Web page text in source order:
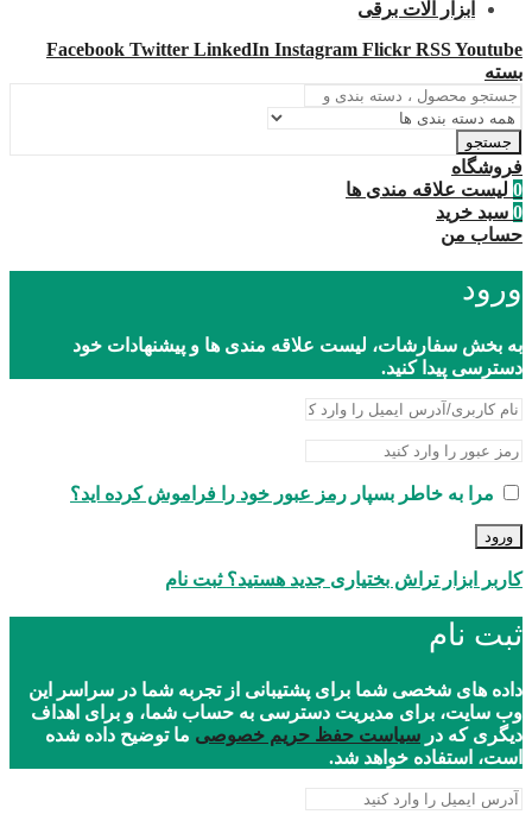
ابزار آلات برقی
Facebook Twitter LinkedIn Instagram Flickr RSSYoutube
بسته
جستجو
فروشگاه
0 لیست علاقه مندی ها
0 سبد خرید
حساب من
ورود
به بخش سفارشات، لیست علاقه مندی ها و پیشنهادات خود
دسترسی پیدا کنید.
مرا به خاطر بسپار رمز عبور خود را فراموش کرده اید؟
ورود
کاربر ابزار تراش بختیاری جدید هستید؟ ثبت نام
ثبت نام
داده های شخصی شما برای پشتیبانی از تجربه شما در سراسر این
وب سایت، برای مدیریت دسترسی به حساب شما، و برای اهداف
دیگری که در سیاست حفظ حریم خصوصی ما توضیح داده شده
است، استفاده خواهد شد.